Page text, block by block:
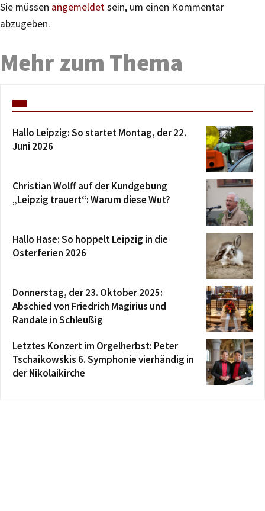
Sie müssen angemeldetsein, um einen Kommentar
abzugeben.
Mehr zum Thema
Hallo Leipzig: So startet Montag, der 22.
Juni 2026
Christian Wolff auf der Kundgebung
„Leipzig trauert“: Warum diese Wut?
Hallo Hase: So hoppelt Leipzig in die
Osterferien 2026
Donnerstag, der 23. Oktober 2025:
Abschied von Friedrich Magirius und
Randale in Schleußig
Letztes Konzert im Orgelherbst: Peter
Tschaikowskis 6. Symphonie vierhändig in
der Nikolaikirche